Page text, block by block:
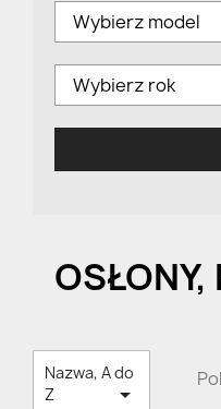
Wybierz model
Wybierz rok
OSŁONY,
Nazwa, A do
Z
